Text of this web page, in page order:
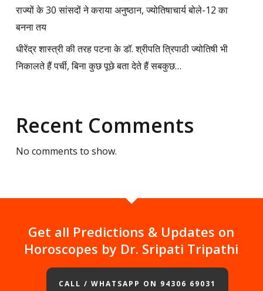
राज्यों के 30 सांसदों ने कराया अनुष्ठान, ज्योतिषाचार्य बोले-12 का
बनना तय
धीरेंद्र शास्त्री की तरह पटना के डॉ. श्रीपति त्रिपाठी ज्योतिषी भी
निकालते हैं पर्ची, बिना कुछ पूछे बता देते हैं सबकुछ…
Recent Comments
No comments to show.
Get all Predictions & Updates on
Horoscopes by Dr. Sripati Tripathi
CALL / WHATSAPP ON 94306 69031